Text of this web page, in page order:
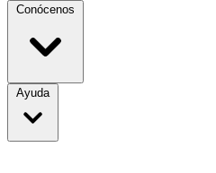
Conócenos
Ayuda